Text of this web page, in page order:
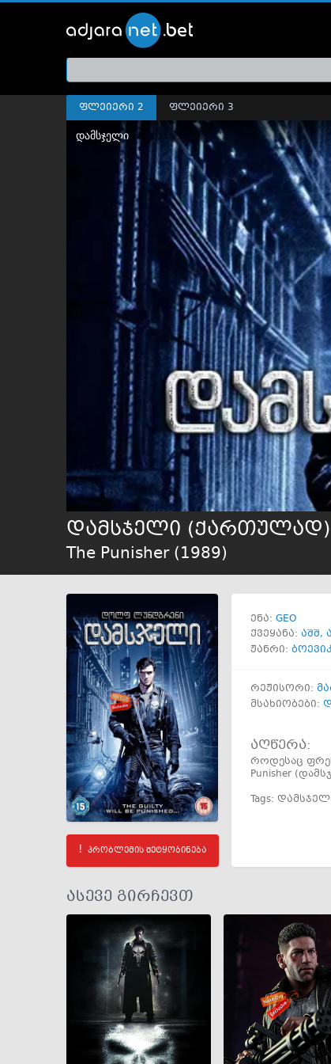
ფლეიერი 2 ფლეიერი 3
დამსჯელი (ქართულად)
The Punisher (1989)
პრობლემის შეტყობინება
ენა: GEO
ქვეყანა: აშშ,
ჟანრი:
რეჟისორი:
მსახიობები:
აღწერა:
როდესაც
Punisher
Tags:
ასევე გირჩევთ